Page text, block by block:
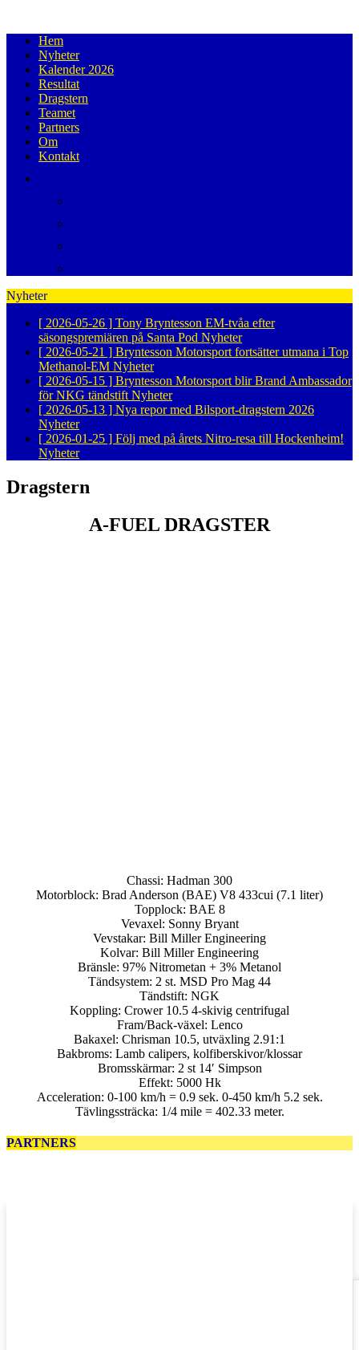
Hem
Nyheter
Kalender 2026
Resultat
Dragstern
Teamet
Partners
Om
Kontakt
Nyheter
[ 2026-05-26 ] Tony Bryntesson EM-tvåa efter
säsongspremiären på Santa Pod Nyheter
[ 2026-05-21 ] Bryntesson Motorsport fortsätter utmana i Top
Methanol-EM Nyheter
[ 2026-05-15 ] Bryntesson Motorsport blir Brand Ambassador
för NKG tändstift Nyheter
[ 2026-05-13 ] Nya repor med Bilsport-dragstern 2026
Nyheter
[ 2026-01-25 ] Följ med på årets Nitro-resa till Hockenheim!
Nyheter
Dragstern
A-FUEL DRAGSTER
Chassi: Hadman 300
Motorblock: Brad Anderson (BAE) V8 433cui (7.1 liter)
Topplock: BAE 8
Vevaxel: Sonny Bryant
Vevstakar: Bill Miller Engineering
Kolvar: Bill Miller Engineering
Bränsle: 97% Nitrometan + 3% Metanol
Tändsystem: 2 st. MSD Pro Mag 44
Tändstift: NGK
Koppling: Crower 10.5 4-skivig centrifugal
Fram/Back-växel: Lenco
Bakaxel: Chrisman 10.5, utväxling 2.91:1
Bakbroms: Lamb calipers, kolfiberskivor/klossar
Bromsskärmar: 2 st 14′ Simpson
Effekt: 5000 Hk
Acceleration: 0-100 km/h = 0.9 sek. 0-450 km/h 5.2 sek.
Tävlingssträcka: 1/4 mile = 402.33 meter.
PARTNERS